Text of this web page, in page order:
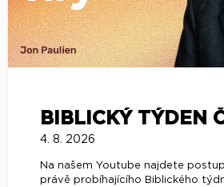
BIBLICKÝ TÝDEN
4. 8. 2026
Na našem Youtube najdete
právě probíhajícího Biblického